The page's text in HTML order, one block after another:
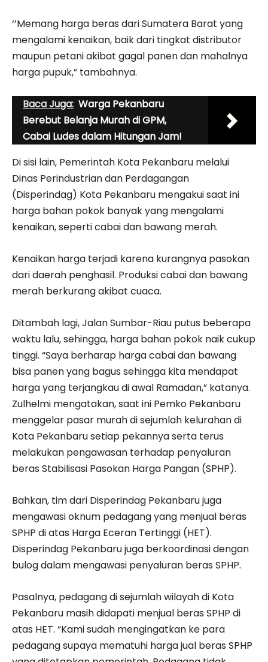
‘’Memang harga beras dari Sumatera Barat yang
mengalami kenaikan, baik dari tingkat distributor
maupun petani akibat gagal panen dan mahalnya
harga pupuk,” tambahnya.
Baca Juga: Warga Pekanbaru
Berebut Belanja Murah di GPM,
Cabai Ludes dalam Hitungan Jam!
Di sisi lain, Pemerintah Kota Pekanbaru melalui
Dinas Perindustrian dan Perdagangan
(Disperindag) Kota Pekanbaru mengakui saat ini
harga bahan pokok banyak yang mengalami
kenaikan, seperti cabai dan bawang merah.
Kenaikan harga terjadi karena kurangnya pasokan
dari daerah penghasil. Produksi cabai dan bawang
merah berkurang akibat cuaca.
Ditambah lagi, Jalan Sumbar-Riau putus beberapa
waktu lalu, sehingga, harga bahan pokok naik cukup
tinggi. “Saya berharap harga cabai dan bawang
bisa panen yang bagus sehingga kita mendapat
harga yang terjangkau di awal Ramadan,” katanya.
Zulhelmi mengatakan, saat ini Pemko Pekanbaru
menggelar pasar murah di sejumlah kelurahan di
Kota Pekanbaru setiap pekannya serta terus
melakukan pengawasan terhadap penyaluran
beras Stabilisasi Pasokan Harga Pangan (SPHP).
Bahkan, tim dari Disperindag Pekanbaru juga
mengawasi oknum pedagang yang menjual beras
SPHP di atas Harga Eceran Tertinggi (HET).
Disperindag Pekanbaru juga berkoordinasi dengan
bulog dalam mengawasi penyaluran beras SPHP.
Pasalnya, pedagang di sejumlah wilayah di Kota
Pekanbaru masih didapati menjual beras SPHP di
atas HET. “Kami sudah mengingatkan ke para
pedagang supaya mematuhi harga jual beras SPHP